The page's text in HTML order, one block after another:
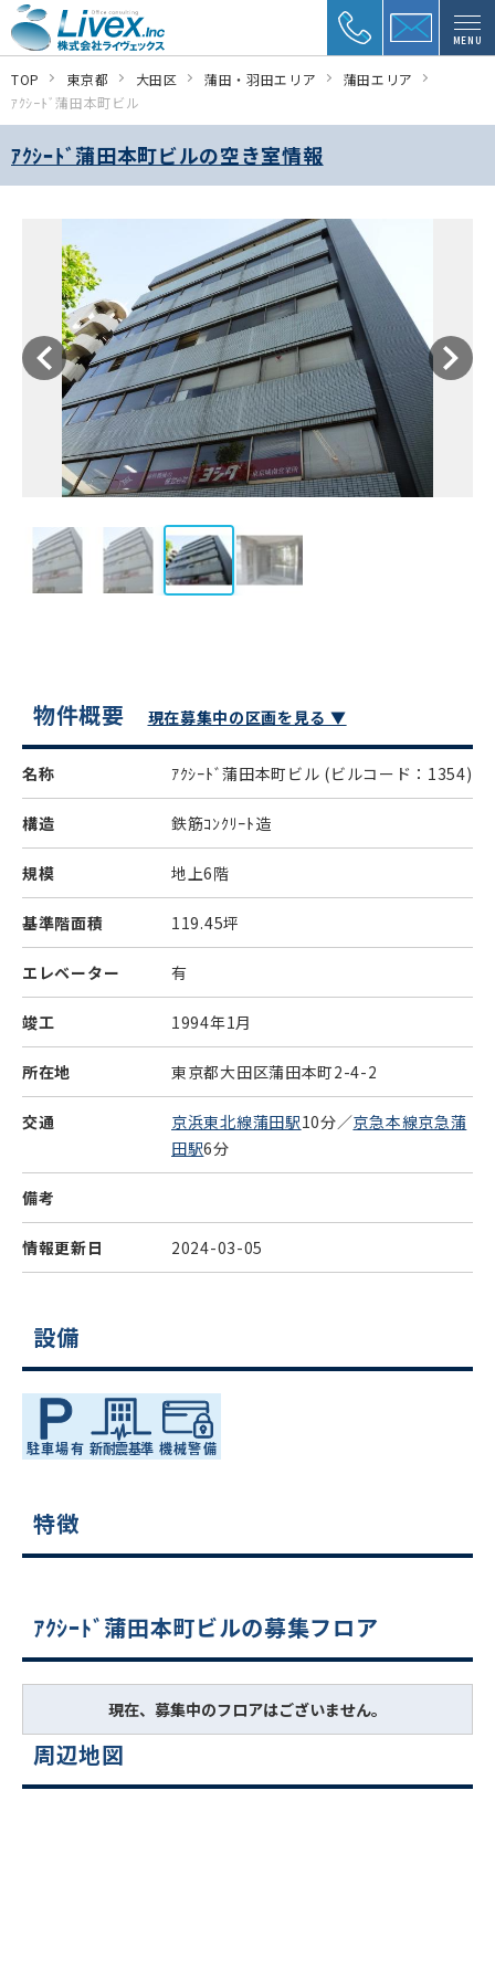
MENU
TOP 東京都 大田区 蒲田・羽田エリア
蒲田エリア
ｱｸｼｰﾄﾞ蒲田本町ビル
ｱｸｼｰﾄﾞ蒲田本町ビルの空き室情報
物件概要 現在募集中の区画を見る ▼
名称 ｱｸｼｰﾄﾞ蒲田本町ビル (ビルコード：1354)
構造 鉄筋ｺﾝｸﾘｰﾄ造
規模 地上6階
基準階面積 119.45坪
エレベーター 有
竣工 1994年1月
所在地 東京都大田区蒲田本町2-4-2
交通 京浜東北線蒲田駅10分／京急本線京急蒲
田駅6分
備考
情報更新日 2024-03-05
設備
特徴
ｱｸｼｰﾄﾞ蒲田本町ビルの募集フロア
現在、募集中のフロアはございません。
周辺地図